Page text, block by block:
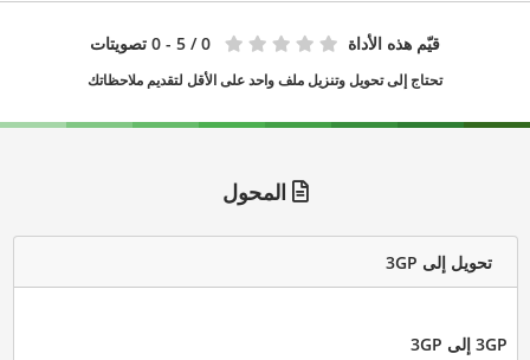
قيّم هذه الأداة 0 / 5 - 0 تصويتات
تحتاج إلى تحويل وتنزيل ملف واحد على الأقل لتقديم ملاحظاتك
المحول
تحويل إلى 3GP
3GP إلى 3GP